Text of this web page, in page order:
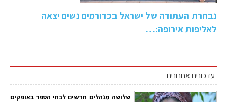
נבחרת העתודה של ישראל בכדורמים נשים יצאה
לאליפות אירופה:…
עדכונים אחרונים
שלושה מנהלים חדשים לבתי הספר באופקים